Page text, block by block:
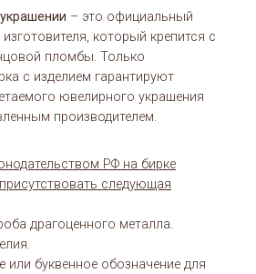
– это официальный
который крепится с
пломбы. Только
с изделием гарантируют
ювелирного украшения
производителем.
РФ на бирке
следующая
драгоценного металла.
или буквенное обозначение для